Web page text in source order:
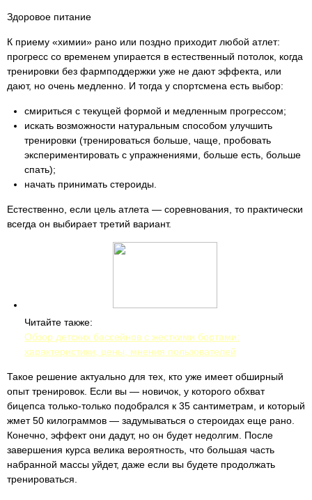
Здоровое питание
К приему «химии» рано или поздно приходит любой атлет:
прогресс со временем упирается в естественный потолок, когда
тренировки без фармподдержки уже не дают эффекта, или
дают, но очень медленно. И тогда у спортсмена есть выбор:
смириться с текущей формой и медленным прогрессом;
искать возможности натуральным способом улучшить
тренировки (тренироваться больше, чаще, пробовать
экспериментировать с упражнениями, больше есть, больше
спать);
начать принимать стероиды.
Естественно, если цель атлета — соревнования, то практически
всегда он выбирает третий вариант.
Читайте также:
Обзор детских бассейнов с жесткими бортами:
характеристики, цены, мнения пользователей
Такое решение актуально для тех, кто уже имеет обширный
опыт тренировок. Если вы — новичок, у которого обхват
бицепса только-только подобрался к 35 сантиметрам, и который
жмет 50 килограммов — задумываться о стероидах еще рано.
Конечно, эффект они дадут, но он будет недолгим. После
завершения курса велика вероятность, что большая часть
набранной массы уйдет, даже если вы будете продолжать
тренироваться.